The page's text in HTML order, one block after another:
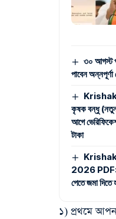
৩০ আগস্ট
পাবেন
কৃষক বন্ধু
আগে
টাকা
2026 PDF:
পেতে জমা
১) প্রথমে